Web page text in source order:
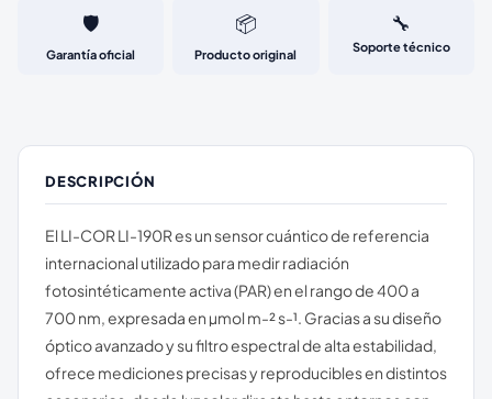
🛡️
Garantía oficial
📦
Producto original
🔧
Soporte técnico
DESCRIPCIÓN
El LI-COR LI-190R es un sensor cuántico de referencia
internacional utilizado para medir radiación
fotosintéticamente activa (PAR) en el rango de 400 a
700 nm, expresada en µmol m-² s-¹. Gracias a su diseño
óptico avanzado y su filtro espectral de alta estabilidad,
ofrece mediciones precisas y reproducibles en distintos